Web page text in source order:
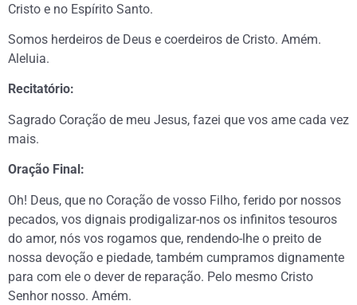
Cristo e no Espírito Santo.
Somos herdeiros de Deus e coerdeiros de Cristo. Amém.
Aleluia.
Recitatório:
Sagrado Coração de meu Jesus, fazei que vos ame cada vez
mais.
Oração Final:
Oh! Deus, que no Coração de vosso Filho, ferido por nossos
pecados, vos dignais prodigalizar-nos os infinitos tesouros
do amor, nós vos rogamos que, rendendo-lhe o preito de
nossa devoção e piedade, também cumpramos dignamente
para com ele o dever de reparação. Pelo mesmo Cristo
Senhor nosso. Amém.